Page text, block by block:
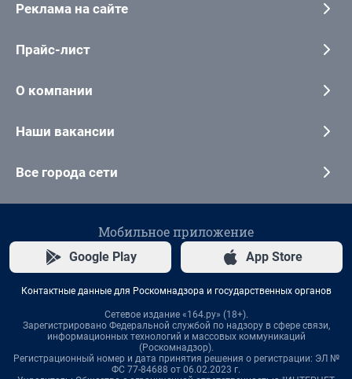
Реклама на сайте
Прайс-лист
О компании
Наши вакансии
Все города сети
Мобильное приложение
Google Play App Store
Контактные данные для Роскомнадзора и государственных органов
Сетевое издание «164.ру» (18+).
Зарегистрировано Федеральной службой по надзору в сфере связи,
информационных технологий и массовых коммуникаций
(Роскомнадзор).
Регистрационный номер и дата принятия решения о регистрации: ЭЛ №
ФС 77-84688 от 06.02.2023 г.